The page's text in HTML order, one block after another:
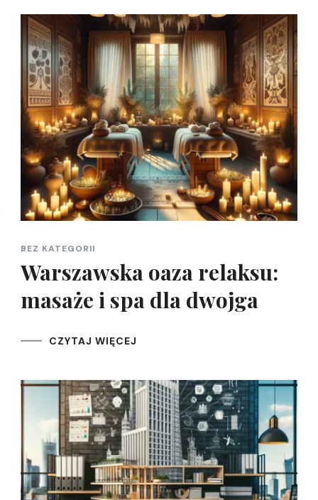
BEZ KATEGORII
Warszawska oaza relaksu:
masaże i spa dla dwojga
CZYTAJ WIĘCEJ